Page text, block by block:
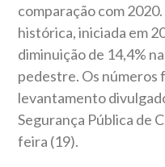
comparação com
histórica, iniciada em
diminuição de 14,4%
pedestre. Os números
levantamento
Segurança Pública de
feira (19).